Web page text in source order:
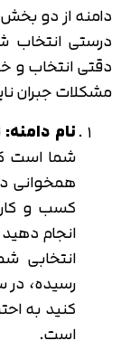
دامنه از دو
درستی انتخاب
دقتی انتخاب و
مشکلات جبران
نام دامنه:
شما است
همخوانی
کسب و
انجام دهید
انتخابی
رسیده، در
کنید به
است.